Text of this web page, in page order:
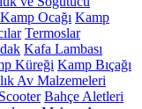
Kamp Ocağı Kamp
Termoslar
Kafa Lambası
Küreği Kamp Bıçağı
Av Malzemeleri
Bahçe Aletleri